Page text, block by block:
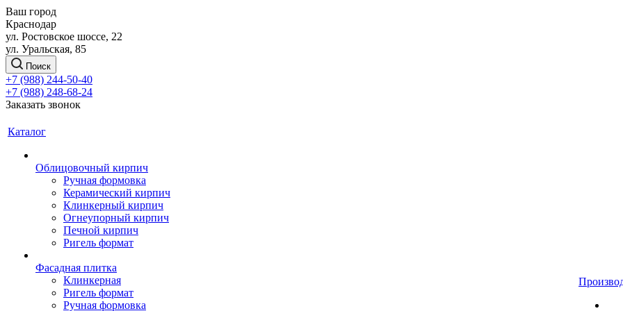
Ваш город
Краснодар
ул. Ростовское шоссе, 22
ул. Уральская, 85
Поиск
+7 (988) 244-50-40
+7 (988) 248-68-24
Заказать звонок
Каталог
Облицовочный кирпич
Ручная формовка
Керамический кирпич
Клинкерный кирпич
Огнеупорный кирпич
Печной кирпич
Ригель формат
Фасадная плитка
Клинкерная
Ригель формат
Ручная формовка